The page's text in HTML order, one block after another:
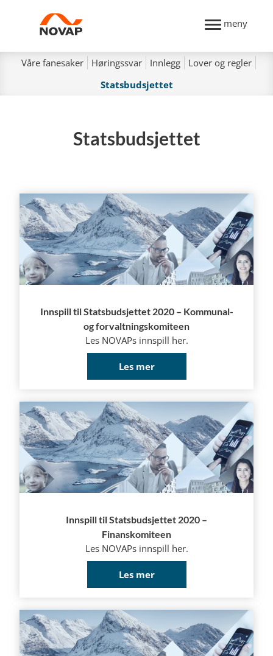
meny
Våre fanesaker Høringssvar Innlegg
Lover og regler
Statsbudsjettet
Statsbudsjettet
Innspill til Statsbudsjettet 2020 – Kommunal-
og forvaltningskomiteen
Les NOVAPs innspill her.
Les mer
Innspill til Statsbudsjettet 2020 –
Finanskomiteen
Les NOVAPs innspill her.
Les mer